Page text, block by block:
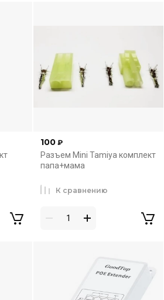
100 ₽
Разъем Mini Tamiya комплект
папа+мама
К сравнению